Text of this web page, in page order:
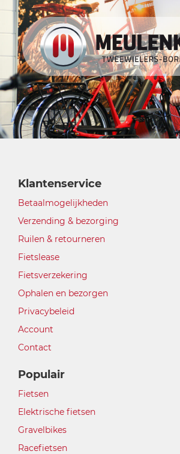
Klantenservice
Betaalmogelijkheden
Verzending & bezorging
Ruilen & retourneren
Fietslease
Fietsverzekering
Ophalen en bezorgen
Privacybeleid
Account
Contact
Populair
Fietsen
Elektrische fietsen
Gravelbikes
Racefietsen